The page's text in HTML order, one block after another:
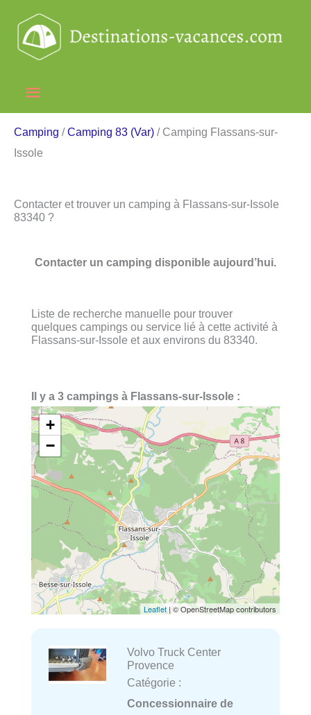
contenu
Menu
principal
Camping /Camping 83 (Var) / Camping Flassans-sur-
Issole
Contacter et trouver un camping à Flassans-sur-Issole
83340 ?
Contacter un camping disponible aujourd’hui.
Liste de recherche manuelle pour trouver
quelques campings ou service lié à cette activité à
Flassans-sur-Issole et aux environs du 83340.
Il y a 3 campings à Flassans-sur-Issole :
+
−
Leaflet| © OpenStreetMap contributors
Volvo Truck Center
Provence
Catégorie :
Concessionnaire de